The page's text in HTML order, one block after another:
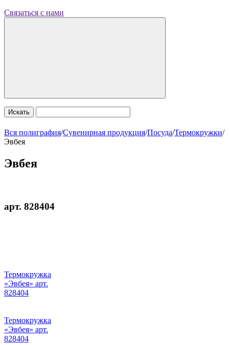
Связаться с нами
Искать
Вся полиграфия/Сувенирная продукция/Посуда/Термокружки/
Эвбея
Эвбея
арт. 828404
Термокружка
«Эвбея» арт.
828404
Термокружка
«Эвбея» арт.
828404